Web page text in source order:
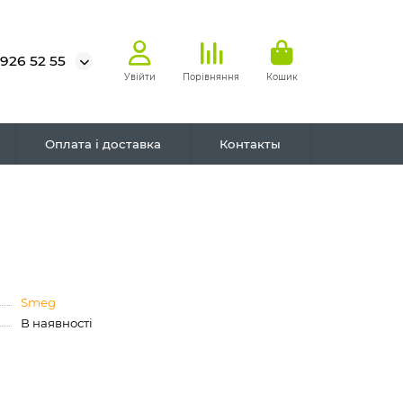
52 55
Увійти Порівняння Кошик
Оплата і доставка Контакты
Smeg
В наявності